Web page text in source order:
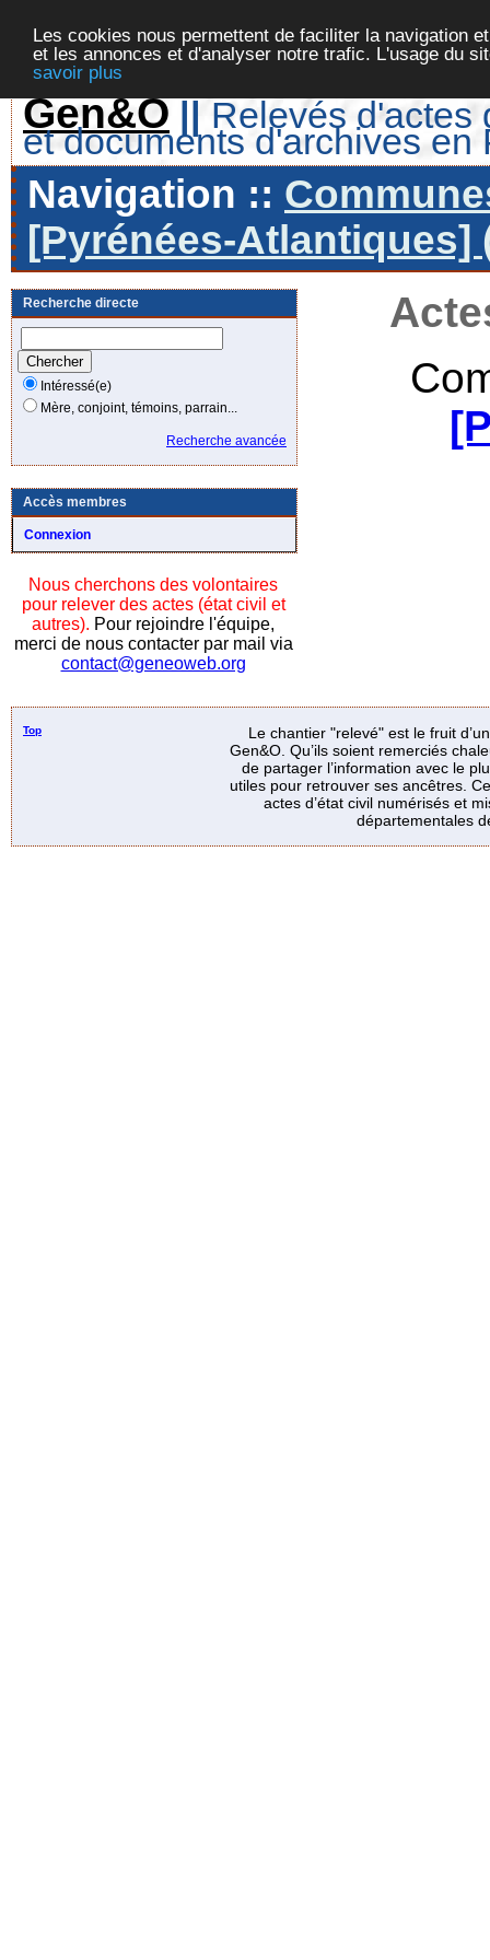
Les cookies nous permettent de faciliter la navigation
et les annonces et d'analyser notre trafic. L'usage du
savoir plus
Gen&O || Relevés d'actes
et documents d'archives en
Navigation ::
[Pyrénées-Atlantiques]
Recherche directe
Intéressé(e)
Mère, conjoint, témoins, parrain...
Recherche avancée
Accès membres
Connexion
Nous cherchons des volontaires
pour relever des actes (état civil et
autres). Pour rejoindre l'équipe,
merci de nous contacter par mail via
contact@geneoweb.org
Top
Le chantier "relevé" est le fruit
Gen&O. Qu’ils soient remerciés
de partager l’information avec le
utiles pour retrouver ses ancêtres.
actes d’état civil numérisés et
départementales